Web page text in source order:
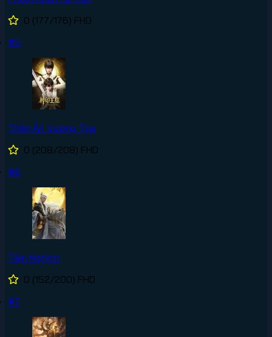
0 (177/176) FHD
#5
Thần Ấn Vương Tọa
0 (208/208) FHD
#6
Tiên Nghịch
0 (152/200) FHD
#7